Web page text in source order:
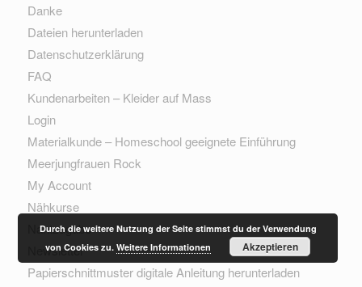
Danke
Dateien herunterladen
Datenschutzerklärung
FAQ
Kundenarbeiten – Kleider auf Mass
Login
Materialkunde – Homeschool geeignete Einführung
Meerjungfrauen Rock
My Account
Nähkurse
Nahtzugabe
Newsletter
Papierschnittmuster digitale Anleitung herunterladen
Durch die weitere Nutzung der Seite stimmst du der Verwendung
von Cookies zu.Weitere Informationen Akzeptieren